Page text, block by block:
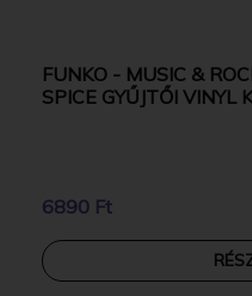
FUNKO - MUSIC &
SPICE GYŰJTŐI VINYL
6890 Ft